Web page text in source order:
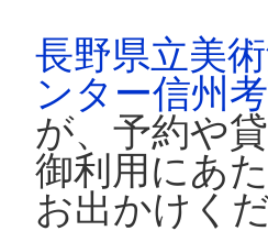
長野県立美
ンター信州
が、予約や
御利用にあ
お出かけくだ